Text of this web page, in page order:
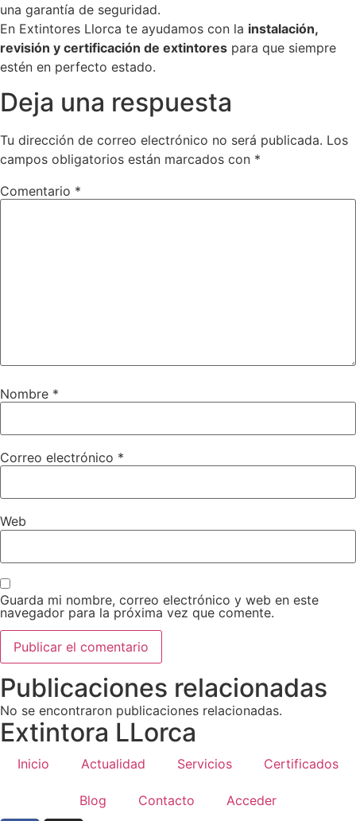
una garantía de seguridad.
En Extintores Llorca te ayudamos con la instalación,
revisión y certificación de extintores para que siempre
estén en perfecto estado.
Deja una respuesta
Tu dirección de correo electrónico no será publicada. Los
campos obligatorios están marcados con *
Comentario *
Nombre *
Correo electrónico *
Web
Guarda mi nombre, correo electrónico y web en este
navegador para la próxima vez que comente.
Publicaciones relacionadas
No se encontraron publicaciones relacionadas.
Extintora LLorca
Inicio Actualidad Servicios Certificados
Blog Contacto Acceder